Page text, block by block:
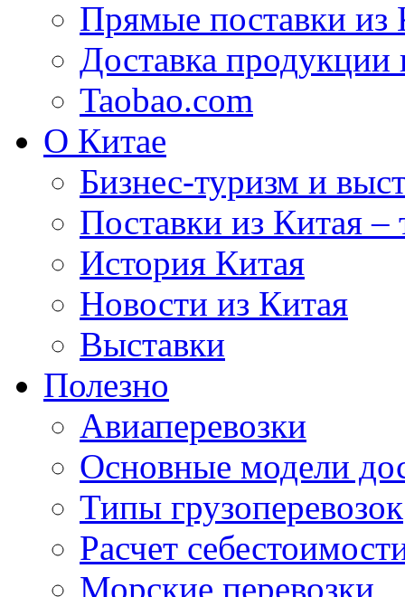
Прямые поставки из
Доставка продукции
Taobao.com
О Китае
Бизнес-туризм и
Поставки из Китая
История Китая
Новости из Китая
Выставки
Полезно
Авиаперевозки
Основные модели
Типы грузоперевозок
Расчет
Морские перевозки